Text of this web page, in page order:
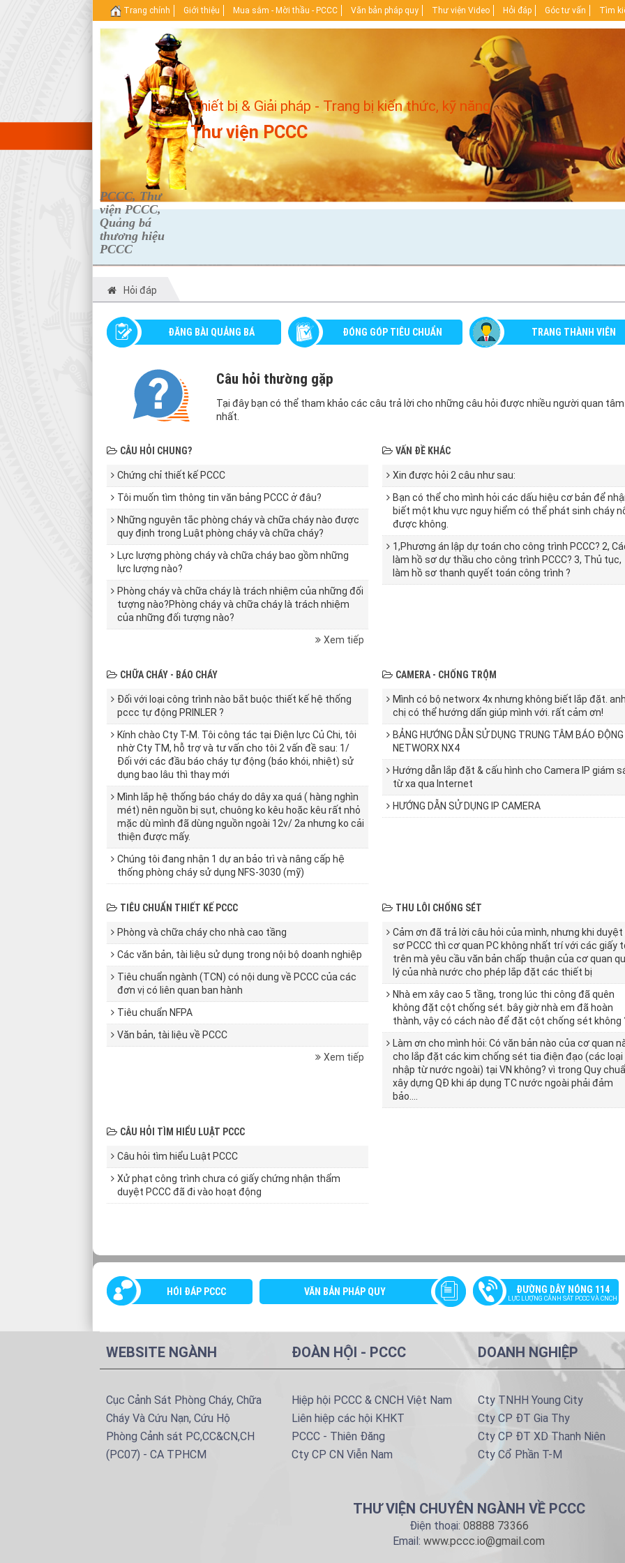
PCCC, Thư
viện PCCC,
Quảng bá
thương hiệu
PCCC
Thiết bị & Giải pháp - Trang bị kiến thức, kỹ năng
Thư viện PCCC
Trang chính Giới thiệu Mua sắm - Mời thầu - PCCC Văn bản pháp quy Thư viện Video Hỏi đáp Góc tư vấn Tìm
Hỏi đáp
ĐĂNG BÀI QUẢNG BÁ ĐÓNG GÓP TIÊU CHUẨN TRANG THÀNH VIÊN
Module
Câu hỏi thường gặp
Tại đây bạn có thể tham khảo các câu trả lời cho những câu hỏi được nhiều người quan tâm
nhất.
CÂU HỎI CHUNG?
Chứng chỉ thiết kế PCCC
Tôi muốn tìm thông tin văn bảng PCCC ở đâu?
Những nguyên tắc phòng cháy và chữa cháy nào được
quy định trong Luật phòng cháy và chữa cháy?
Lực lượng phòng cháy và chữa cháy bao gồm những
lực lượng nào?
Phòng cháy và chữa cháy là trách nhiệm của những đối
tượng nào?Phòng cháy và chữa cháy là trách nhiệm
của những đối tượng nào?
Xem tiếp
VẤN ĐỀ KHÁC
Xin được hỏi 2 câu như sau:
Bạn có thể cho mình hỏi các dấu hiệu cơ bản để
biết một khu vực nguy hiểm có thể phát sinh cháy
được không.
1,Phương án lập dự toán cho công trình PCCC? 2,
làm hồ sơ dự thầu cho công trình PCCC? 3, Thủ tục,
làm hồ sơ thanh quyết toán công trình ?
CHỮA CHÁY - BÁO CHÁY
Đối với loại công trình nào bắt buộc thiết kế hệ thống
pccc tự động PRINLER ?
Kính chào Cty T-M. Tôi công tác tại Điện lực Củ Chi, tôi
nhờ Cty TM, hỗ trợ và tư vấn cho tôi 2 vấn đề sau: 1/
Đối với các đầu báo cháy tự động (báo khói, nhiệt) sử
dụng bao lâu thì thay mới
Mình lắp hệ thống báo cháy do dây xa quá ( hàng nghìn
mét) nên nguồn bị sụt, chuông ko kêu hoặc kêu rất nhỏ
mặc dù mình đã dùng nguồn ngoài 12v/ 2a nhưng ko cải
thiện được mấy.
Chúng tôi đang nhận 1 dự an bảo trì và nâng cấp hệ
thống phòng cháy sử dụng NFS-3030 (mỹ)
CAMERA - CHỐNG TRỘM
Mình có bộ networx 4x nhưng không biết lắp đặt. anh
chị có thể hướng dẩn giúp mình với. rất cảm ơn!
BẢNG HƯỚNG DẪN SỬ DỤNG TRUNG TÂM BÁO ĐỘNG
NETWORX NX4
Hướng dẫn lắp đặt & cấu hình cho Camera IP giám
từ xa qua Internet
HƯỚNG DẪN SỬ DỤNG IP CAMERA
TIÊU CHUẨN THIẾT KẾ PCCC
Phòng và chữa cháy cho nhà cao tầng
Các văn bản, tài liệu sử dụng trong nội bộ doanh nghiệp
Tiêu chuẩn ngành (TCN) có nội dung về PCCC của các
đơn vị có liên quan ban hành
Tiêu chuẩn NFPA
Văn bản, tài liệu về PCCC
Xem tiếp
THU LÔI CHỐNG SÉT
Cảm ơn đã trả lời câu hỏi của mình, nhưng khi duyệt
sơ PCCC thì cơ quan PC không nhất trí với các giấy
trên mà yêu cầu văn bản chấp thuận của cơ quan
lý của nhà nước cho phép lắp đặt các thiết bị
Nhà em xây cao 5 tầng, trong lúc thi công đã quên
không đặt cột chống sét. bây giờ nhà em đã hoàn
thành, vậy có cách nào để đặt cột chống sét không
Làm ơn cho mình hỏi: Có văn bản nào của cơ quan
cho lắp đặt các kim chống sét tia điện đạo (các loại
nhập từ nước ngoài) tại VN không? vì trong Quy
xây dựng QĐ khi áp dụng TC nước ngoài phải đảm
bảo....
CÂU HỎI TÌM HIỂU LUẬT PCCC
Câu hỏi tìm hiểu Luật PCCC
Xử phạt công trình chưa có giấy chứng nhận thẩm
duyệt PCCC đã đi vào hoạt động
HÓI ĐÁP PCCC VĂN BẢN PHÁP QUY ĐƯỜNG DÂY NÓNG 114
LỰC LƯỢNG CẢNH SÁT PCCC VÀ CNCH
WEBSITE NGÀNH
Cục Cảnh Sát Phòng Cháy, Chữa
Cháy Và Cứu Nạn, Cứu Hộ
Phòng Cảnh sát PC,CC&CN,CH
(PC07) - CA TPHCM
ĐOÀN HỘI - PCCC
Hiệp hội PCCC & CNCH Việt Nam
Liên hiệp các hội KHKT
PCCC - Thiên Đăng
Cty CP CN Viễn Nam
DOANH NGHIỆP
Cty TNHH Young City
Cty CP ĐT Gia Thy
Cty CP ĐT XD Thanh Niên
Cty Cổ Phần T-M
THƯ VIỆN CHUYÊN NGÀNH VỀ PCCC
Điện thoại: 08888 73366
Email: www.pccc.io@gmail.com